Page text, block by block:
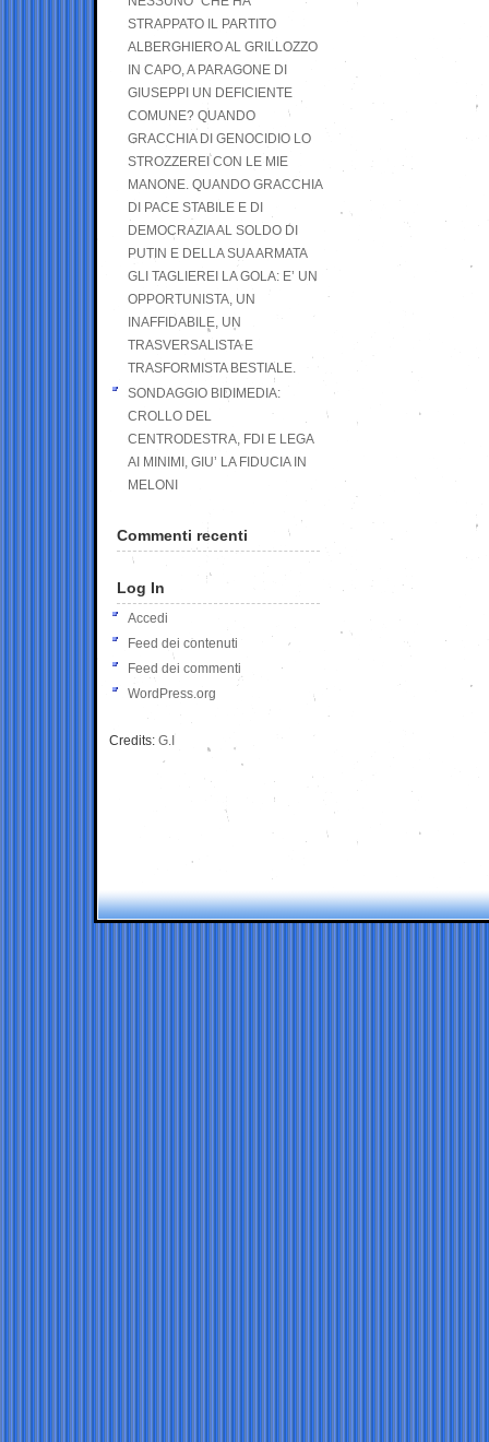
STRAPPATO IL PARTITO
ALBERGHIERO AL GRILLOZZO
IN CAPO, A PARAGONE DI
GIUSEPPI UN DEFICIENTE
COMUNE? QUANDO
GRACCHIA DI GENOCIDIO LO
STROZZEREI CON LE MIE
MANONE. QUANDO GRACCHIA
DI PACE STABILE E DI
DEMOCRAZIA AL SOLDO DI
PUTIN E DELLA SUA ARMATA
GLI TAGLIEREI LA GOLA: E’ UN
OPPORTUNISTA, UN
INAFFIDABILE, UN
TRASVERSALISTA E
TRASFORMISTA BESTIALE.
SONDAGGIO BIDIMEDIA:
CROLLO DEL
CENTRODESTRA, FDI E LEGA
AI MINIMI, GIU’ LA FIDUCIA IN
MELONI
Commenti recenti
Log In
Accedi
Feed dei contenuti
Feed dei commenti
WordPress.org
Credits: G.I